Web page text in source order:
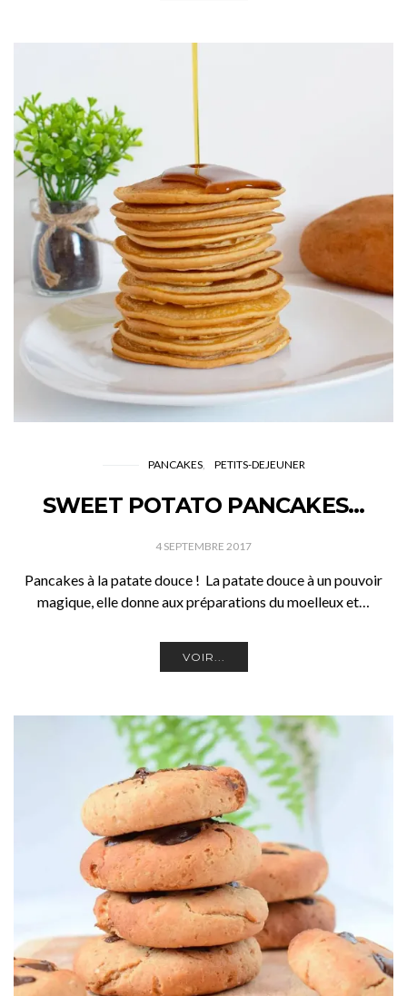
PANCAKES PETITS-DEJEUNER
SWEET POTATO PANCAKES…
4 SEPTEMBRE 2017
Pancakes à la patate douce ! La patate douce à un pouvoir
magique, elle donne aux préparations du moelleux et…
VOIR...